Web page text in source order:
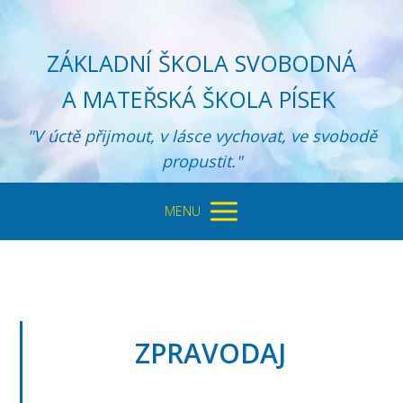
ZÁKLADNÍ ŠKOLA SVOBODNÁ
A MATEŘSKÁ ŠKOLA PÍSEK
"V úctě přijmout, v lásce vychovat, ve svobodě
propustit."
MENU
ZPRAVODAJ